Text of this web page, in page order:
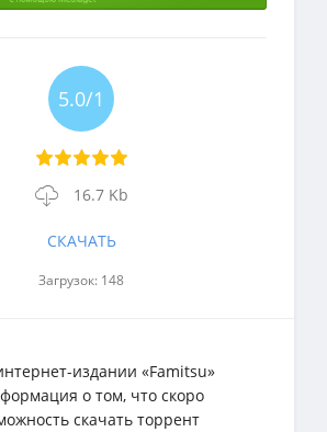
5.0/1
16.7 Kb
СКАЧАТЬ
Загрузок: 148
издании «Famitsu»
о том, что скоро
скачать торрент